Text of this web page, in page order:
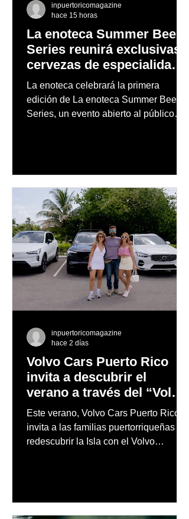
La enoteca Summer Beer
Series reunirá exclusivas
cervezas de especialidad
en un evento abierto al
público
La enoteca celebrará la primera
edición de La enoteca Summer Beer
Series, un evento abierto al público
inpuertoricomagazine
hace 15 horas
Volvo Cars Puerto Rico
invita a descubrir el
verano a través del “Volvo
Summer Road Trip”
Este verano, Volvo Cars Puerto Rico
invita a las familias puertorriqueñas a
redescubrir la Isla con el Volvo
inpuertoricomagazine
hace 2 días